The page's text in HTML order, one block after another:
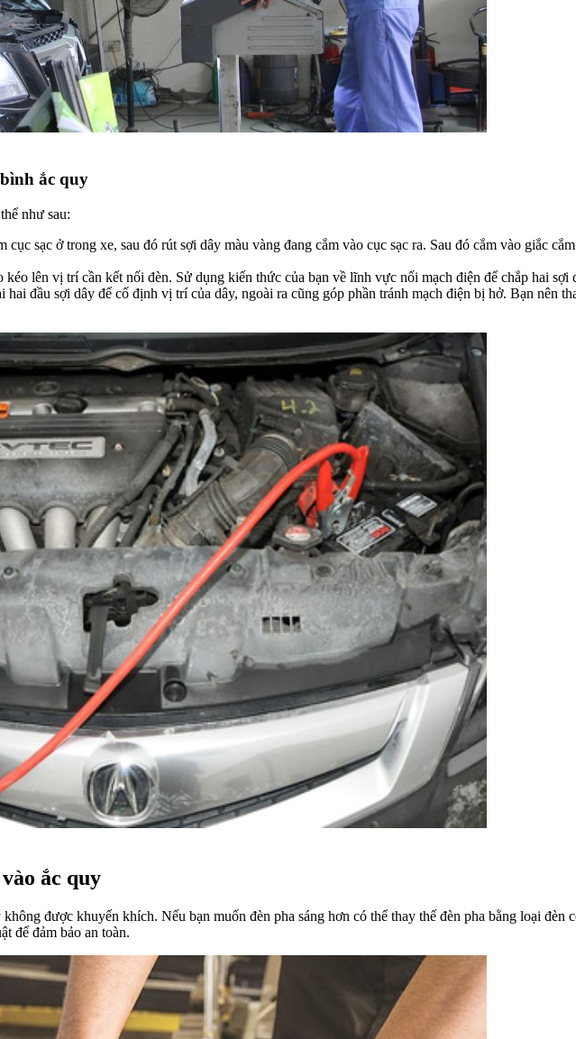
ắc quy
như sau:
sạc ở trong xe, sau đó rút sợi dây màu vàng đang cắm vào cục sạc ra. Sau đó cắm vào giắc
lên vị trí cần kết nối đèn. Sử dụng kiến thức của bạn về lĩnh vực nối mạch điện để chắp hai sợi
đầu sợi dây để cố định vị trí của dây, ngoài ra cũng góp phần tránh mạch điện bị hở. Bạn nên
ắc quy
được khuyến khích. Nếu bạn muốn đèn pha sáng hơn có thể thay thế đèn pha bằng loại
để đảm bảo an toàn.